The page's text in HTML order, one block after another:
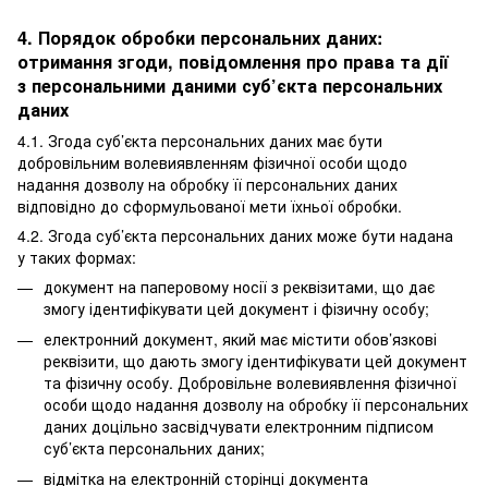
4. Порядок обробки персональних даних:
отримання згоди, повідомлення про права та дії
з персональними даними суб’єкта персональних
даних
4.1. Згода суб’єкта персональних даних має бути
добровільним волевиявленням фізичної особи щодо
надання дозволу на обробку її персональних даних
відповідно до сформульованої мети їхньої обробки.
4.2. Згода суб’єкта персональних даних може бути надана
у таких формах:
документ на паперовому носії з реквізитами, що дає
змогу ідентифікувати цей документ і фізичну особу;
електронний документ, який має містити обов’язкові
реквізити, що дають змогу ідентифікувати цей документ
та фізичну особу. Добровільне волевиявлення фізичної
особи щодо надання дозволу на обробку її персональних
даних доцільно засвідчувати електронним підписом
суб’єкта персональних даних;
відмітка на електронній сторінці документа